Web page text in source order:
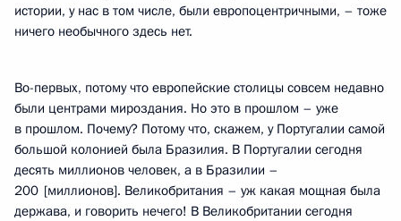
истории, у нас в том числе, были европоцентричными, – тоже
ничего необычного здесь нет.
Во-первых, потому что европейские столицы совсем недавно
были центрами мироздания. Но это в прошлом – уже
в прошлом. Почему? Потому что, скажем, у Португалии самой
большой колонией была Бразилия. В Португалии сегодня
десять миллионов человек, а в Бразилии –
200 [миллионов]. Великобритания – уж какая мощная была
держава, и говорить нечего! В Великобритании сегодня